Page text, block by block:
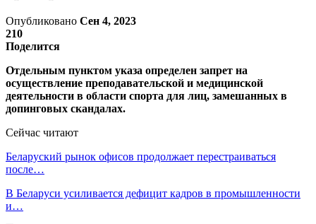
Опубликовано Сен 4, 2023
210
Поделится
Отдельным пунктом указа определен запрет на
осуществление преподавательской и медицинской
деятельности в области спорта для лиц, замешанных в
допинговых скандалах.
Сейчас читают
Беларуский рынок офисов продолжает перестраиваться
после…
В Беларуси усиливается дефицит кадров в промышленности
и…